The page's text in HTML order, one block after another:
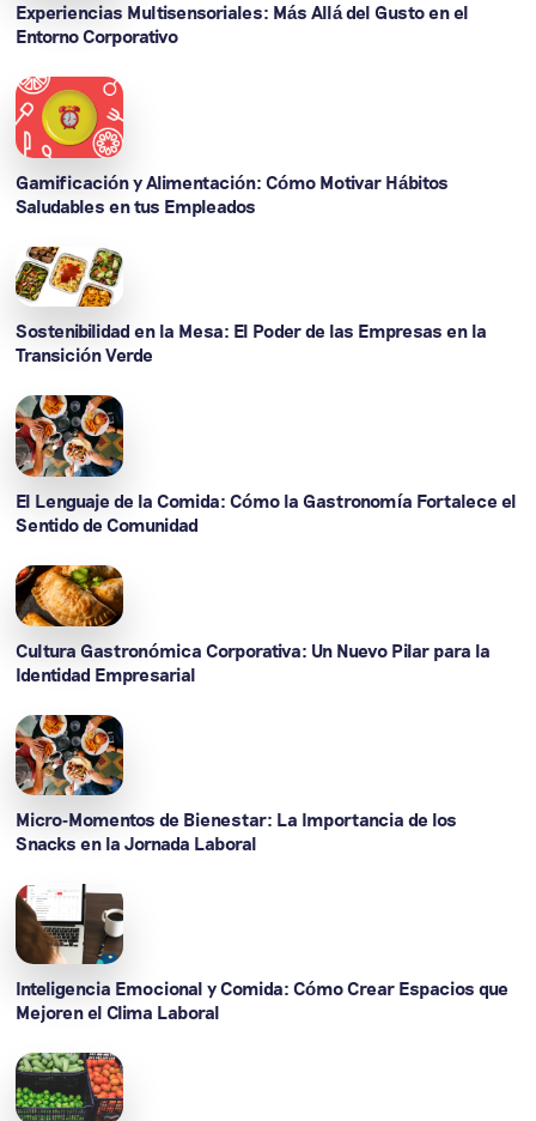
Experiencias Multisensoriales: Más Allá del Gusto en el
Entorno Corporativo
Gamificación y Alimentación: Cómo Motivar Hábitos
Saludables en tus Empleados
Sostenibilidad en la Mesa: El Poder de las Empresas en la
Transición Verde
El Lenguaje de la Comida: Cómo la Gastronomía Fortalece el
Sentido de Comunidad
Cultura Gastronómica Corporativa: Un Nuevo Pilar para la
Identidad Empresarial
Micro-Momentos de Bienestar: La Importancia de los
Snacks en la Jornada Laboral
Inteligencia Emocional y Comida: Cómo Crear Espacios que
Mejoren el Clima Laboral